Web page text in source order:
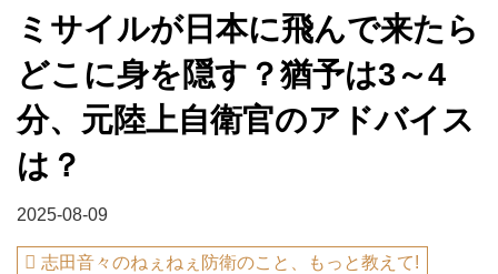
ミサイルが日本に飛んで来たら
どこに身を隠す？猶予は3～4
分、元陸上自衛官のアドバイス
は？
2025-08-09
志田音々のねぇねぇ防衛のこと、もっと教えて!